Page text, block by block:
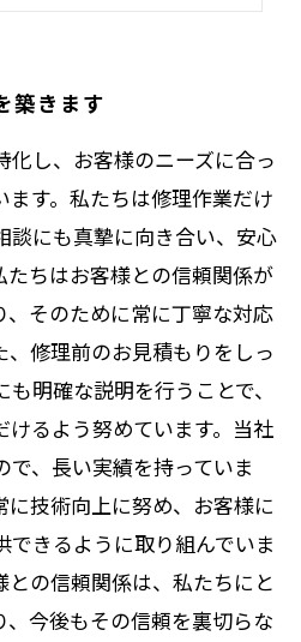
築きます
化し、お客様のニーズに合っ
ます。私たちは修理作業だけ
談にも真摯に向き合い、安心
たちはお客様との信頼関係が
、そのために常に丁寧な対応
、修理前のお見積もりをしっ
明確な説明を行うことで、
けるよう努めています。当社
、長い実績を持っていま
に技術向上に努め、お客様に
できるように取り組んでいま
との信頼関係は、私たちにと
、今後もその信頼を裏切らな